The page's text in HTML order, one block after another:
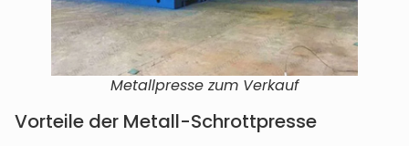
Metallpresse zum Verkauf
Vorteile der Metall-Schrottpresse